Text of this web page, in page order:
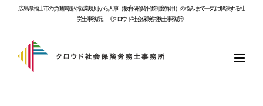
広島県福山市の労働問題や就業規則から人事（教育研修/評価制度/採用）の悩みまで一気に解決する社
労士事務所。《クロウド社会保険労務士事務所》